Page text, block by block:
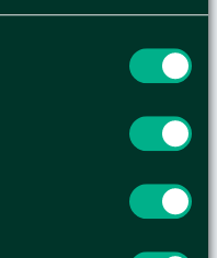
eller tas bort -
stora storleken
på - Tillverkad av
- Lim,